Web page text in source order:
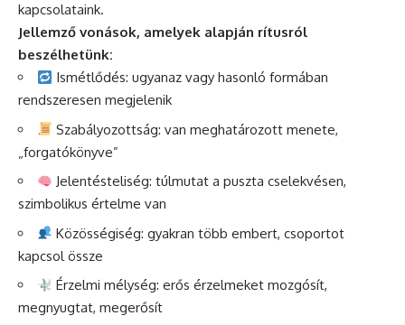
kapcsolataink.
Jellemző vonások, amelyek alapján rítusról
beszélhetünk:
Ismétlődés: ugyanaz vagy hasonló formában
rendszeresen megjelenik
Szabályozottság: van meghatározott menete,
„forgatókönyve”
Jelentésteliség: túlmutat a puszta cselekvésen,
szimbolikus értelme van
Közösségiség: gyakran több embert, csoportot
kapcsol össze
Érzelmi mélység: erős érzelmeket mozgósít,
megnyugtat, megerősít